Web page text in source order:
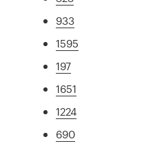
933
1595
197
1651
1224
690